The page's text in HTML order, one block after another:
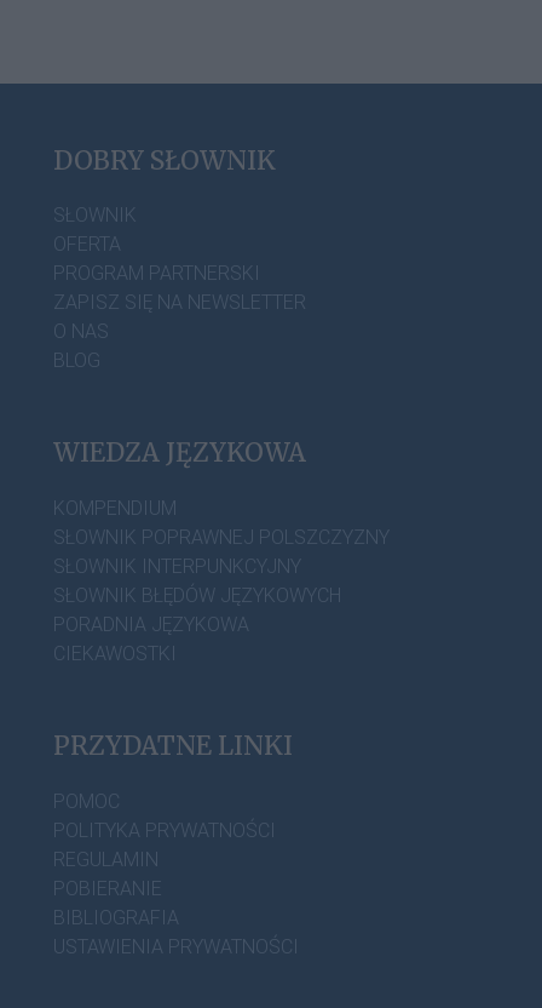
DOBRY SŁOWNIK
SŁOWNIK
OFERTA
PROGRAM PARTNERSKI
ZAPISZ SIĘ NA NEWSLETTER
O NAS
BLOG
WIEDZA JĘZYKOWA
KOMPENDIUM
SŁOWNIK POPRAWNEJ POLSZCZYZNY
SŁOWNIK INTERPUNKCYJNY
SŁOWNIK BŁĘDÓW JĘZYKOWYCH
PORADNIA JĘZYKOWA
CIEKAWOSTKI
PRZYDATNE LINKI
POMOC
POLITYKA PRYWATNOŚCI
REGULAMIN
POBIERANIE
BIBLIOGRAFIA
USTAWIENIA PRYWATNOŚCI